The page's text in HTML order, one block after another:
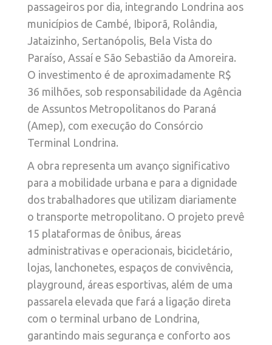
passageiros por dia, integrando Londrina aos
municípios de Cambé, Ibiporã, Rolândia,
Jataizinho, Sertanópolis, Bela Vista do
Paraíso, Assaí e São Sebastião da Amoreira.
O investimento é de aproximadamente R$
36 milhões, sob responsabilidade da Agência
de Assuntos Metropolitanos do Paraná
(Amep), com execução do Consórcio
Terminal Londrina.
A obra representa um avanço significativo
para a mobilidade urbana e para a dignidade
dos trabalhadores que utilizam diariamente
o transporte metropolitano. O projeto prevê
15 plataformas de ônibus, áreas
administrativas e operacionais, bicicletário,
lojas, lanchonetes, espaços de convivência,
playground, áreas esportivas, além de uma
passarela elevada que fará a ligação direta
com o terminal urbano de Londrina,
garantindo mais segurança e conforto aos